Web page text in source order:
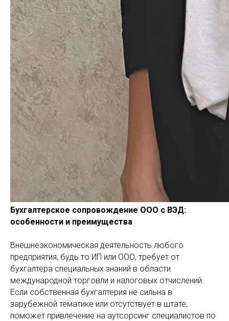
Бухгалтерское сопровождение ООО с ВЭД:
особенности и преимущества
Внешнеэкономическая деятельность любого
предприятия, будь то ИП или ООО, требует от
бухгалтера специальных знаний в области
международной торговли и налоговых отчислений.
Если собственная бухгалтерия не сильна в
зарубежной тематике или отсутствует в штате,
поможет привлечение на аутсорсинг специалистов по